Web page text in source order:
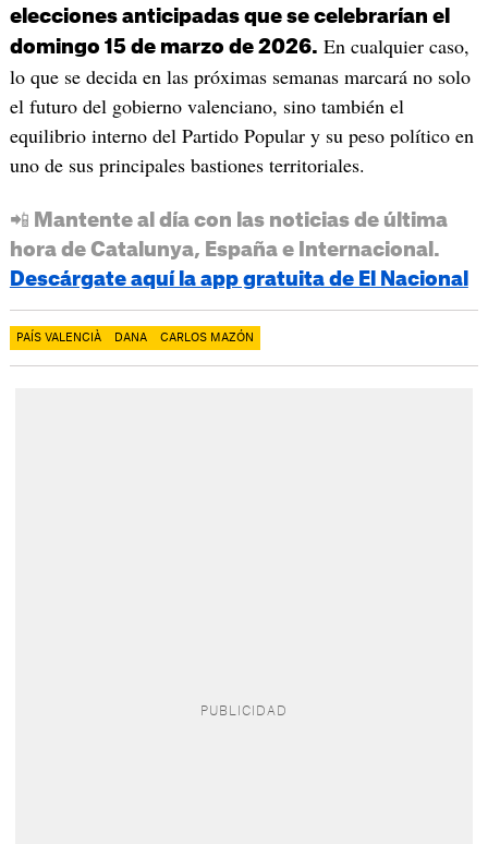
elecciones anticipadas que se celebrarían el
domingo 15 de marzo de 2026. En cualquier caso,
lo que se decida en las próximas semanas marcará no solo
el futuro del gobierno valenciano, sino también el
equilibrio interno del Partido Popular y su peso político en
uno de sus principales bastiones territoriales.
📲 Mantente al día con las noticias de última
hora de Catalunya, España e Internacional.
Descárgate aquí la app gratuita de El Nacional
PAÍS VALENCIÀ DANA CARLOS MAZÓN